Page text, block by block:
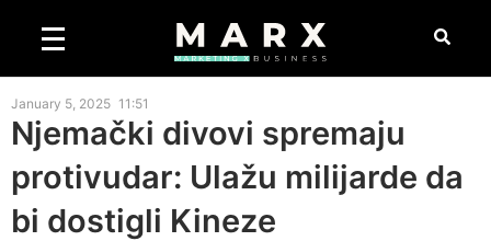
January 5, 2025 11:51
Njemački divovi spremaju
protivudar: Ulažu milijarde da
bi dostigli Kineze